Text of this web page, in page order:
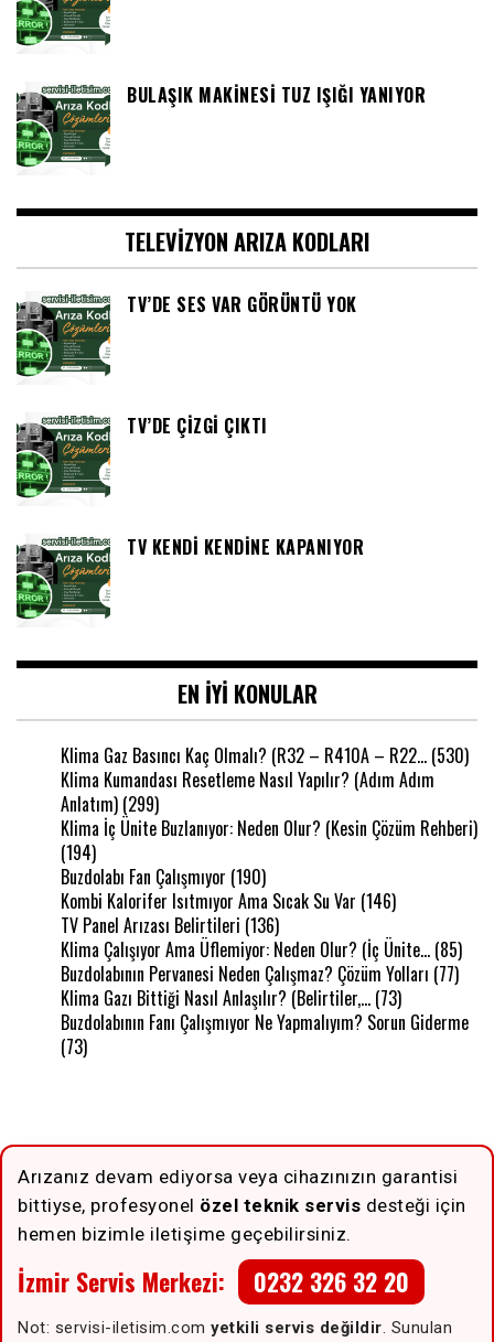
BULAŞIK MAKINESI TUZ IŞIĞI YANIYOR
TELEVIZYON ARIZA KODLARI
TV’DE SES VAR GÖRÜNTÜ YOK
TV’DE ÇIZGI ÇIKTI
TV KENDI KENDINE KAPANIYOR
EN IYI KONULAR
Klima Gaz Basıncı Kaç Olmalı? (R32 – R410A – R22… (530)
Klima Kumandası Resetleme Nasıl Yapılır? (Adım Adım
Anlatım) (299)
Klima İç Ünite Buzlanıyor: Neden Olur? (Kesin Çözüm Rehberi)
(194)
Buzdolabı Fan Çalışmıyor (190)
Kombi Kalorifer Isıtmıyor Ama Sıcak Su Var (146)
TV Panel Arızası Belirtileri (136)
Klima Çalışıyor Ama Üflemiyor: Neden Olur? (İç Ünite… (85)
Buzdolabının Pervanesi Neden Çalışmaz? Çözüm Yolları (77)
Klima Gazı Bittiği Nasıl Anlaşılır? (Belirtiler,… (73)
Buzdolabının Fanı Çalışmıyor Ne Yapmalıyım? Sorun Giderme
(73)
Arızanız devam ediyorsa veya cihazınızın garantisi
bittiyse, profesyonel özel teknik servis desteği için
hemen bizimle iletişime geçebilirsiniz.
İzmir Servis Merkezi: 0232 326 32 20
Not: servisi-iletisim.com yetkili servis değildir. Sunulan